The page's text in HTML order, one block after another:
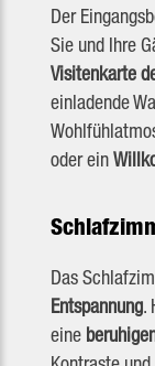
Der
Sie und Ihre
Visitenkarte
einladende
oder ein
Das
Entspannung.
eine